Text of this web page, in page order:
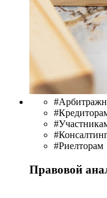
#Риелторам
Правовой